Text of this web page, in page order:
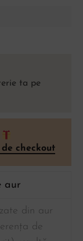
ta pe
checkout
aur
din aur
de